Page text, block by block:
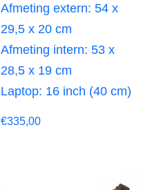
Afmeting extern: 54 x
29,5 x 20 cm
Afmeting intern: 53 x
28,5 x 19 cm
Laptop: 16 inch (40 cm)
€335,00